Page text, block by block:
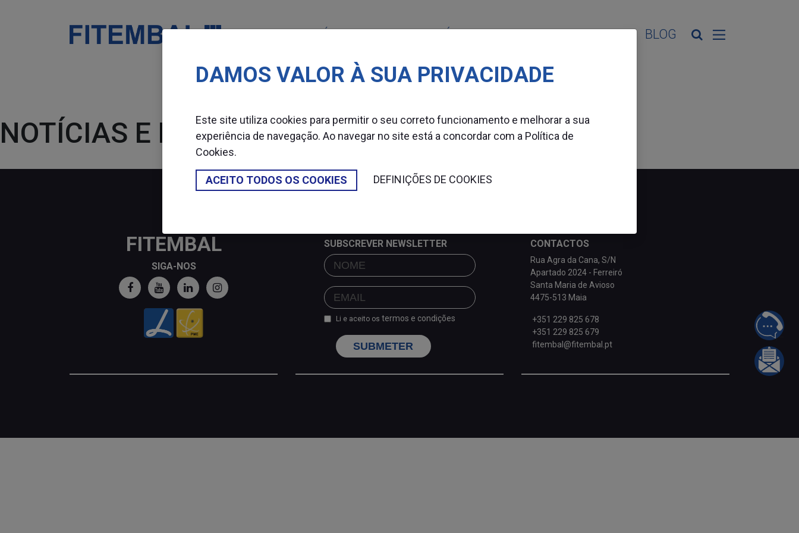
MÁQUINAS CONSUMÍVEIS SETORES DE ATIVIDADE BLOG
NOTÍCIAS E EVENTOS
FITEMBAL
SIGA-NOS
SUBSCREVER NEWSLETTER
Li e aceito os termos e condições
SUBMETER
CONTACTOS
Rua Agra da Cana, S/N
Apartado 2024 - Ferreiró
Santa Maria de Avioso
4475-513 Maia
+351 229 825 678
+351 229 825 679
fitembal@fitembal.pt
FALE
DAMOS VALOR À SUA PRIVACIDADE
Este site utiliza cookies para permitir o seu correto funcionamento e melhorar a sua
experiência de navegação. Ao navegar no site está a concordar com a Política de
Cookies.
ACEITO TODOS OS COOKIES DEFINIÇÕES DE COOKIES